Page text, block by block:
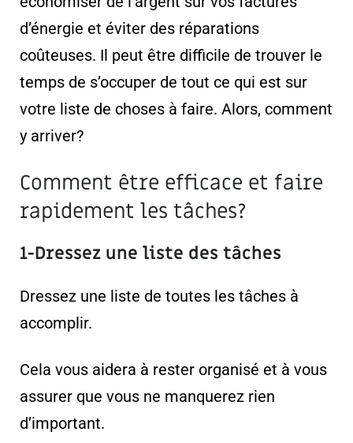
d’énergie et éviter des réparations
coûteuses. Il peut être difficile de trouver le
temps de s’occuper de tout ce qui est sur
votre liste de choses à faire. Alors, comment
y arriver?
Comment être efficace et faire
rapidement les tâches?
1-Dressez une liste des tâches
Dressez une liste de toutes les tâches à
accomplir.
Cela vous aidera à rester organisé et à vous
assurer que vous ne manquerez rien
d’important.